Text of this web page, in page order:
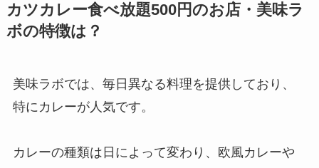
カツカレー食べ放題500円のお店・美味ラ
ボの特徴は？
美味ラボでは、毎日異なる料理を提供しており、
特にカレーが人気です。
カレーの種類は日によって変わり、欧風カレーや